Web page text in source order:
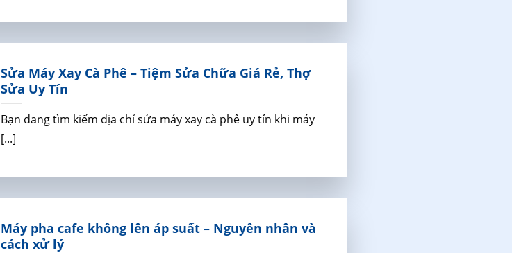
Sửa Máy Xay Cà Phê – Tiệm Sửa Chữa Giá Rẻ, Thợ
Sửa Uy Tín
Bạn đang tìm kiếm địa chỉ sửa máy xay cà phê uy tín khi máy
[...]
Máy pha cafe không lên áp suất – Nguyên nhân và
cách xử lý